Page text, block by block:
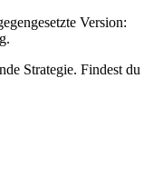
Version:
Strategie. Findest du